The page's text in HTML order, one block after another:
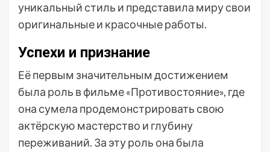
уникальный стиль и представила миру свои
оригинальные и красочные работы.
Успехи и признание
Её первым значительным достижением
была роль в фильме «Противостояние», где
она сумела продемонстрировать свою
актёрскую мастерство и глубину
переживаний. За эту роль она была